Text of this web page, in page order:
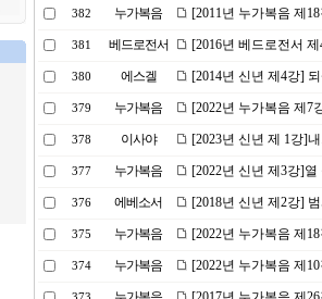
382 누가복음 [2011년 누가복음 제
381 베드로전서 [2016년 베드로전서
380 에스겔 [2014년 신년 제4강]
379 누가복음 [2022년 누가복음 제7
378 이사야 [2023년 신년 제 1강]
377 누가복음 [2022년 신년 제3강]
376 에베소서 [2018년 신년 제2강]
375 누가복음 [2022년 누가복음 제
374 누가복음 [2022년 누가복음 제